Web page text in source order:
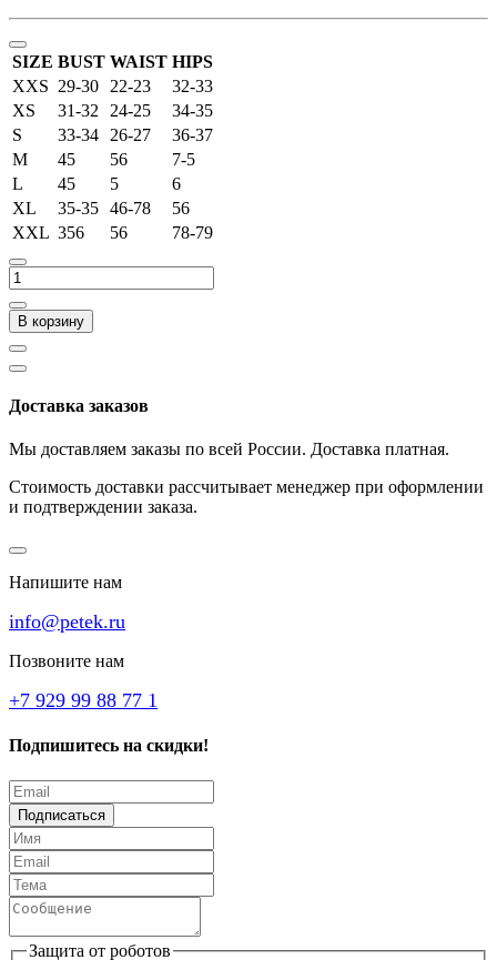
SIZE BUST WAIST HIPS
XXS 29-30 22-23
32-33
XS
31-32 24-25
34-35
S
33-34 26-27
36-37
M
45 56
7-5
L
45 5
6
XL
35-35 46-78
56
XXL 356 56 78-79
В корзину
Доставка заказов
Мы доставляем заказы по всей России. Доставка платная.
Стоимость доставки рассчитывает менеджер при оформлении
и подтверждении заказа.
Напишите нам
info@petek.ru
Позвоните нам
+7 929 99 88 77 1
Подпишитесь на скидки!
Подписаться
Защита от роботов